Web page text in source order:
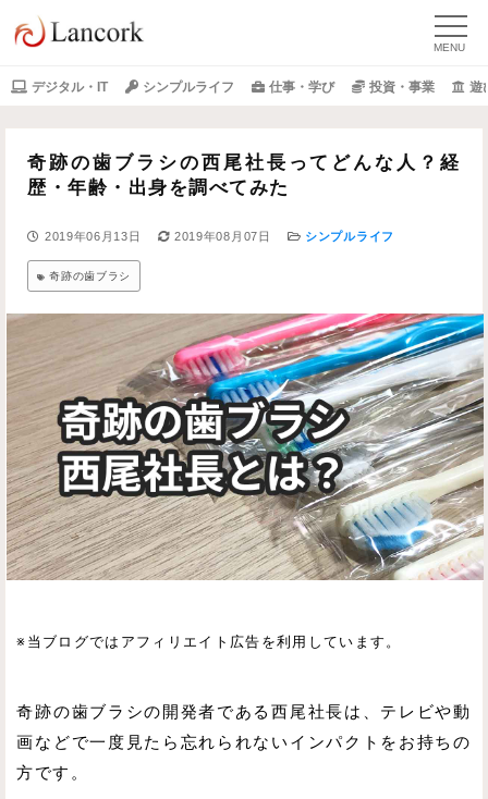
デジタル・IT シンプルライフ 仕事・学び 投資・事業 遊
奇跡の歯ブラシの西尾社長ってどんな人？経
歴・年齢・出身を調べてみた
2019年06月13日 2019年08月07日 シンプルライフ
奇跡の歯ブラシ
※当ブログではアフィリエイト広告を利用しています。
奇跡の歯ブラシの開発者である西尾社長は、テレビや動
画などで一度見たら忘れられないインパクトをお持ちの
方です。